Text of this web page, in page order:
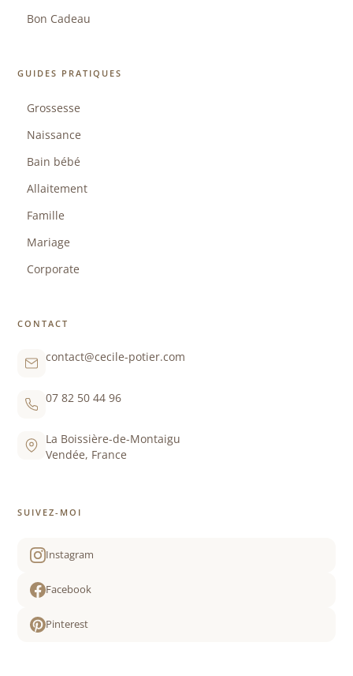
Bon Cadeau
GUIDES PRATIQUES
Grossesse
Naissance
Bain bébé
Allaitement
Famille
Mariage
Corporate
CONTACT
contact@cecile-potier.com
07 82 50 44 96
La Boissière-de-Montaigu
Vendée, France
SUIVEZ-MOI
Instagram
Facebook
Pinterest